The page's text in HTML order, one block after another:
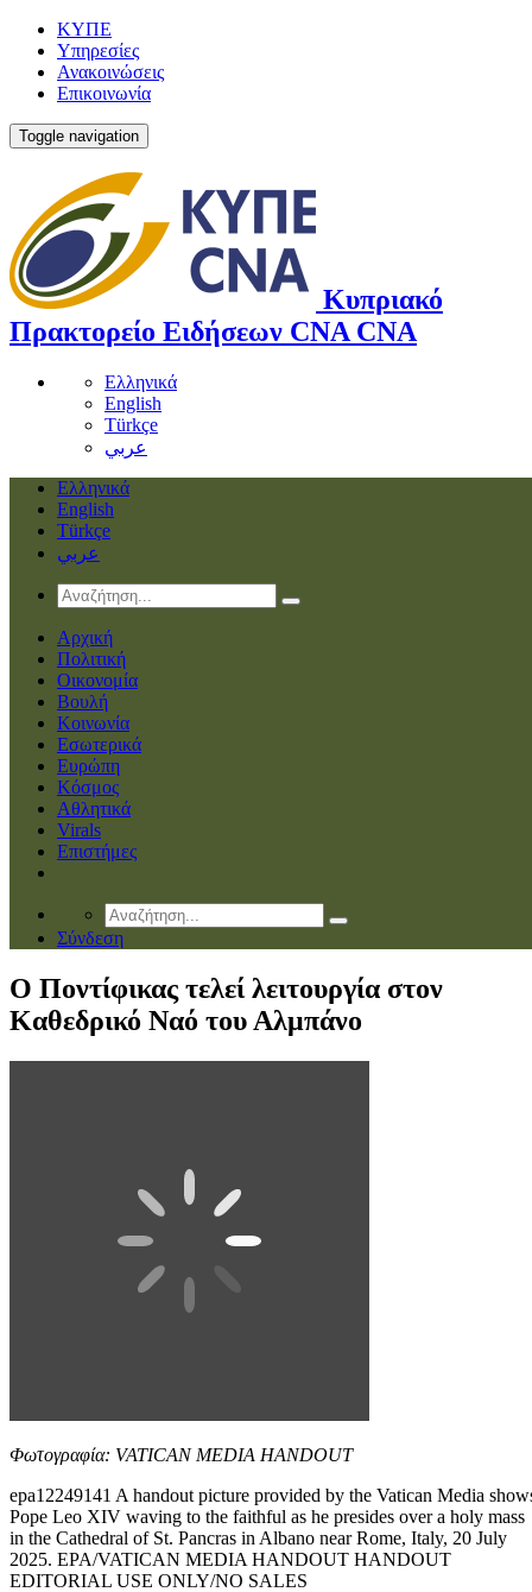
ΚΥΠΕ
Υπηρεσίες
Ανακοινώσεις
Επικοινωνία
Toggle navigation
Κυπριακό
Πρακτορείο Ειδήσεων CNA CNA
Ελληνικά
English
Türkçe
عربي
Ελληνικά
English
Türkçe
عربي
Αρχική
Πολιτική
Οικονομία
Βουλή
Κοινωνία
Εσωτερικά
Ευρώπη
Κόσμος
Αθλητικά
Virals
Επιστήμες
Σύνδεση
O Ποντίφικας τελεί λειτουργία στον
Καθεδρικό Ναό του Αλμπάνο
Φωτογραφία: VATICAN MEDIA HANDOUT
epa12249141 A handout picture provided by the Vatican Media
Pope Leo XIV waving to the faithful as he presides over a holy mass
in the Cathedral of St. Pancras in Albano near Rome, Italy, 20 July
2025. EPA/VATICAN MEDIA HANDOUT HANDOUT
EDITORIAL USE ONLY/NO SALES